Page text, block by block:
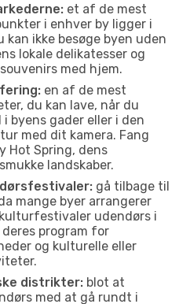
et af de mest
i enhver by ligger i
kan ikke besøge byen uden
lokale delikatesser og
med hjem.
en af de mest
du kan lave, når du
byens gader eller i den
med dit kamera. Fang
Hot Spring, dens
landskaber.
gå tilbage til
mange byer arrangerer
udendørs i
deres program for
og kulturelle eller
distrikter: blot at
med at gå rundt i